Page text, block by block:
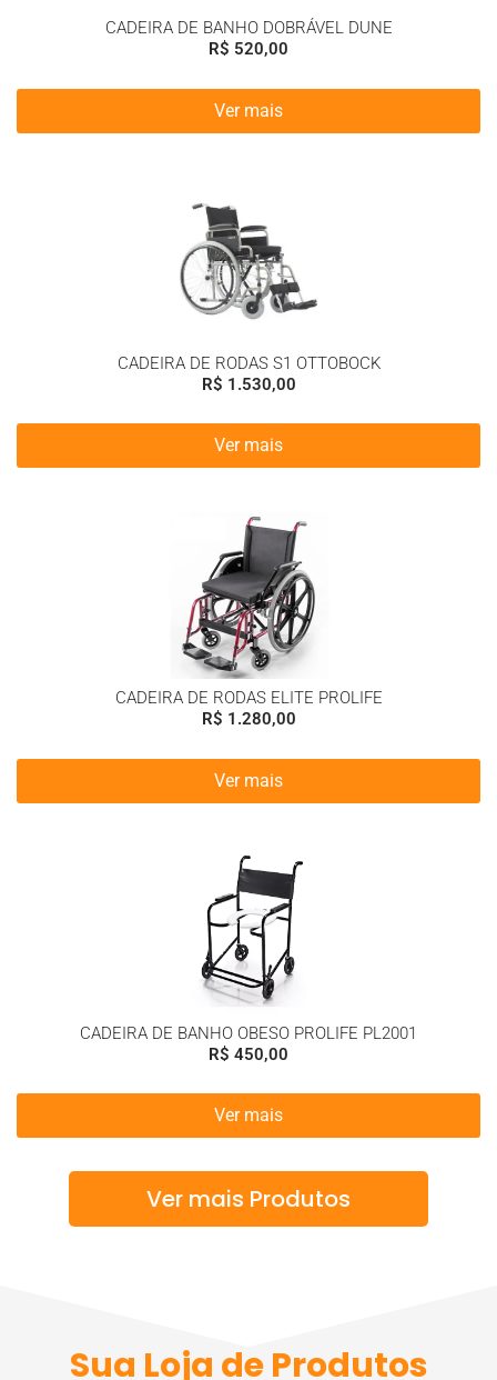
CADEIRA DE BANHO DOBRÁVEL DUNE
R$ 520,00
Ver mais
CADEIRA DE RODAS S1 OTTOBOCK
R$ 1.530,00
Ver mais
CADEIRA DE RODAS ELITE PROLIFE
R$ 1.280,00
Ver mais
CADEIRA DE BANHO OBESO PROLIFE PL2001
R$ 450,00
Ver mais
Ver mais Produtos
Sua Loja de Produtos